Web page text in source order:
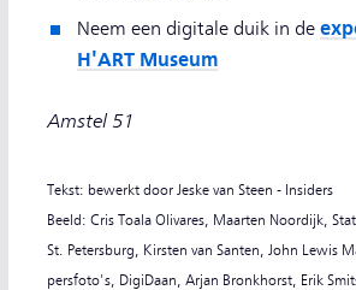
Neem een digitale duik in de
H'ART Museum
Amstel 51
Tekst: bewerkt door Jeske van Steen - Insiders
Beeld: Cris Toala Olivares, Maarten Noordijk,
St. Petersburg, Kirsten van Santen, John Lewis
persfoto's, DigiDaan, Arjan Bronkhorst, Erik